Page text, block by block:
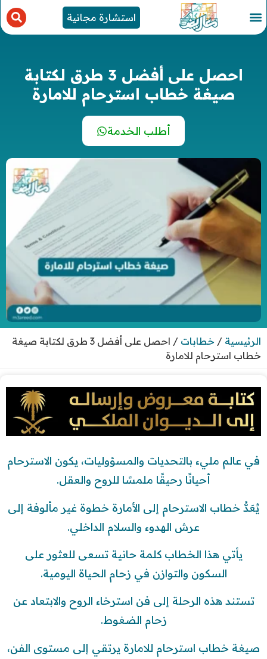
استشارة مجانية
احصل على أفضل 3 طرق لكتابة
صيغة خطاب استرحام للامارة
أطلب الخدمة
الرئيسية / خطابات /
احصل على أفضل 3 طرق لكتابة صيغة
خطاب استرحام للامارة
في عالم مليء بالتحديات والمسؤوليات، يكون الاسترحام
أحيانًا رحيقًا ملمسًا للروح والعقل.
يُعَدُّ خطاب الاسترحام إلى الأمارة خطوة غير مألوفة إلى
عرش الهدوء والسلام الداخلي.
يأتي هذا الخطاب كلمة حانية تسعى للعثور على
السكون والتوازن في زحام الحياة اليومية.
تستند هذه الرحلة إلى فن استرخاء الروح والابتعاد عن
زحام الضغوط.
صيغة خطاب استرحام للامارة يرتقي إلى مستوى الفن،